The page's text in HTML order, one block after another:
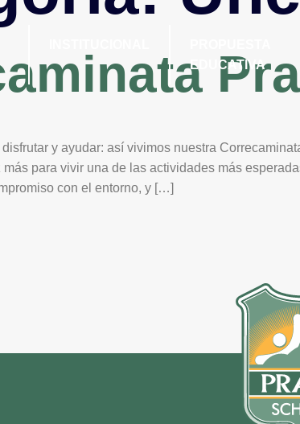
EDUCATIVA
y ayudar: así vivimos nuestra
para vivir una de las actividades más
con el entorno, y […]